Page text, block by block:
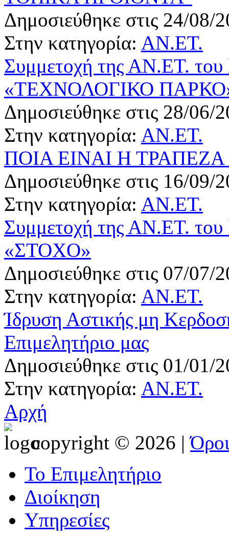
Δημοσιεύθηκε στις 24/08/
Στην κατηγορία: ΑΝ.ΕΤ.
Συμμετοχή της ΑΝ.ΕΤ. του
«ΤΕΧΝΟΛΟΓΙΚΟ
Δημοσιεύθηκε στις 28/06/
Στην κατηγορία: ΑΝ.ΕΤ.
ΠΟΙΑ ΕΙΝΑΙ Η
Δημοσιεύθηκε στις 16/09/
Στην κατηγορία: ΑΝ.ΕΤ.
Συμμετοχή της ΑΝ.ΕΤ. του
«ΣΤΟΧΟ»
Δημοσιεύθηκε στις 07/07/
Στην κατηγορία: ΑΝ.ΕΤ.
Ίδρυση Αστικής μη
Επιμελητήριο μας
Δημοσιεύθηκε στις 01/01/
Στην κατηγορία: ΑΝ.ΕΤ.
Αρχή
copyright © 2026 |
Το Επιμελητήριο
Διοίκηση
Υπηρεσίες